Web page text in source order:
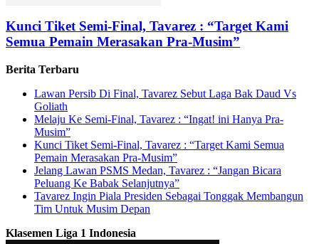
Kunci Tiket Semi-Final, Tavarez : “Target Kami
Semua Pemain Merasakan Pra-Musim”
Berita Terbaru
Lawan Persib Di Final, Tavarez Sebut Laga Bak Daud Vs
Goliath
Melaju Ke Semi-Final, Tavarez : “Ingat! ini Hanya Pra-
Musim”
Kunci Tiket Semi-Final, Tavarez : “Target Kami Semua
Pemain Merasakan Pra-Musim”
Jelang Lawan PSMS Medan, Tavarez : “Jangan Bicara
Peluang Ke Babak Selanjutnya”
Tavarez Ingin Piala Presiden Sebagai Tonggak Membangun
Tim Untuk Musim Depan
Klasemen Liga 1 Indonesia